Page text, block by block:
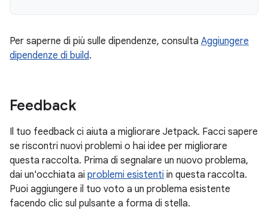
Per saperne di più sulle dipendenze, consulta Aggiungere
dipendenze di build.
Feedback
Il tuo feedback ci aiuta a migliorare Jetpack. Facci sapere
se riscontri nuovi problemi o hai idee per migliorare
questa raccolta. Prima di segnalare un nuovo problema,
dai un'occhiata ai problemi esistenti in questa raccolta.
Puoi aggiungere il tuo voto a un problema esistente
facendo clic sul pulsante a forma di stella.